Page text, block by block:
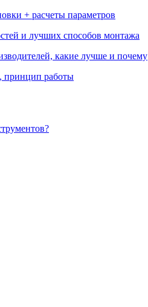
+ расчеты параметров
и лучших способов монтажа
какие лучше и почему
принцип работы